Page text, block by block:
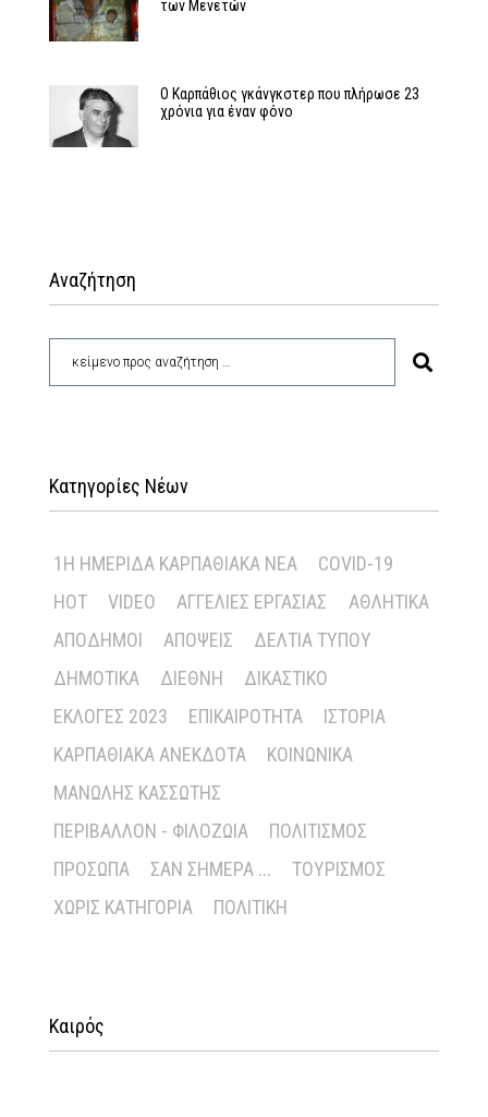
των Μενετών
Ο Καρπάθιος γκάνγκστερ που πλήρωσε 23
χρόνια για έναν φόνο
Αναζήτηση
Κατηγορίες Νέων
1Η ΗΜΕΡΊΔΑ ΚΑΡΠΑΘΙΑΚΆ ΝΈΑ
COVID-19
HOT
VIDEO ΑΓΓΕΛΊΕΣ ΕΡΓΑΣΊΑΣ
ΑΘΛΗΤΙΚΆ
ΑΠΌΔΗΜΟΙ
ΑΠΌΨΕΙΣ
ΔΕΛΤΊΑ ΤΎΠΟΥ
ΔΗΜΟΤΙΚΆ
ΔΙΕΘΝΉ
ΔΙΚΑΣΤΙΚΌ
ΕΚΛΟΓΈΣ 2023
ΕΠΙΚΑΙΡΌΤΗΤΑ
ΙΣΤΟΡΊΑ
ΚΑΡΠΑΘΙΑΚΆ ΑΝΈΚΔΟΤΑ
ΚΟΙΝΩΝΙΚΆ
ΜΑΝΏΛΗΣ ΚΑΣΣΏΤΗΣ
ΠΕΡΙΒΆΛΛΟΝ - ΦΙΛΟΖΩΊΑ
ΠΟΛΙΤΙΣΜΌΣ
ΠΡΌΣΩΠΑ
ΣΑΝ ΣΉΜΕΡΑ ...
ΤΟΥΡΙΣΜΌΣ
ΧΩΡΊΣ ΚΑΤΗΓΟΡΊΑ
ΠΟΛΙΤΙΚΉ
Καιρός